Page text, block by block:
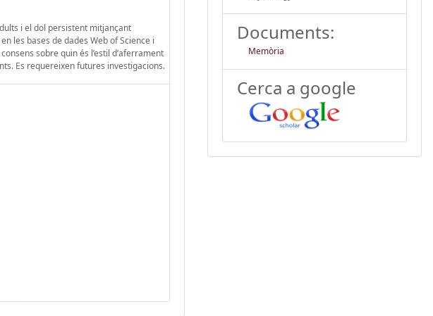
i el dol persistent mitjançant
les bases de dades Web of Science i
sobre quin és l’estil d’aferrament
Es requereixen futures investigacions.
Documents:
Memòria
Cerca a google